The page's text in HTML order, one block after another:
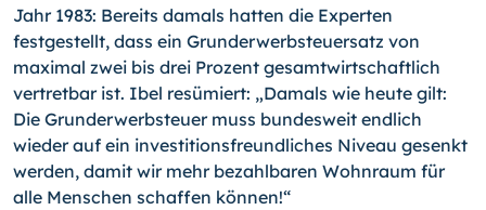
Jahr 1983: Bereits damals hatten die Experten
festgestellt, dass ein Grunderwerbsteuersatz von
maximal zwei bis drei Prozent gesamtwirtschaftlich
vertretbar ist. Ibel resümiert: „Damals wie heute gilt:
Die Grunderwerbsteuer muss bundesweit endlich
wieder auf ein investitionsfreundliches Niveau gesenkt
werden, damit wir mehr bezahlbaren Wohnraum für
alle Menschen schaffen können!“